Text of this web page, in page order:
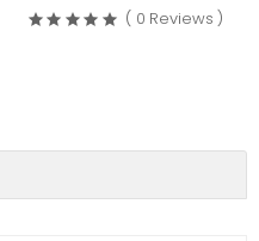
( 0 Reviews )